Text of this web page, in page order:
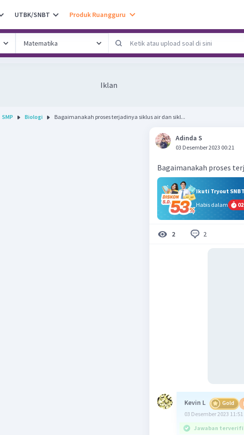
UTBK/SNBT Produk Ruangguru
Iklan
SMP Biologi Bagaimanakah proses terjadinya siklus air dan sikl...
Adinda S
03 Desember 2023 00:21
Bagaimanakah proses
Ikuti Tryout
Habis dalam
02
2 2
Kevin L Gold
03 Desember 2023 11:51
Jawaban